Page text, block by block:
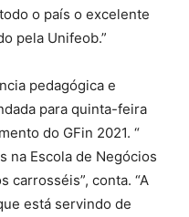
o país o excelente
pela Unifeob.”
pedagógica e
para quinta-feira
do GFin 2021. “
na Escola de Negócios
carrosséis”, conta. “A
está servindo de